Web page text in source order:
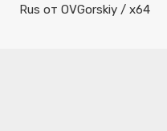
Rus от OVGorskiy / x64